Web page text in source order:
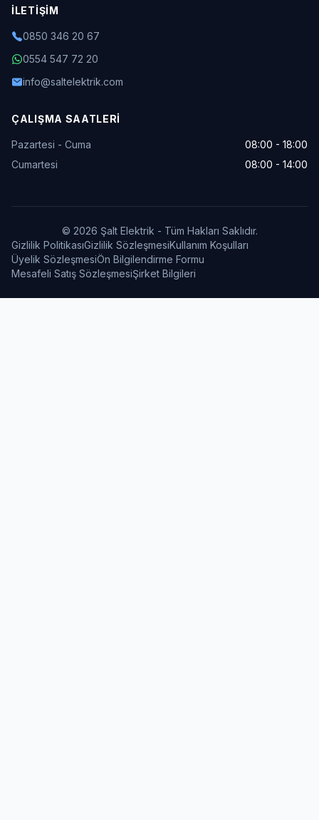
İLETIŞIM
0850 346 20 67
0554 547 72 20
info@saltelektrik.com
ÇALIŞMA SAATLERI
Pazartesi - Cuma
08:00 - 18:00
Cumartesi
08:00 - 14:00
© 2026 Şalt Elektrik - Tüm Hakları Saklıdır.
Gizlilik PolitikasıGizlilik SözleşmesiKullanım Koşulları
Üyelik SözleşmesiÖn Bilgilendirme Formu
Mesafeli Satış SözleşmesiŞirket Bilgileri